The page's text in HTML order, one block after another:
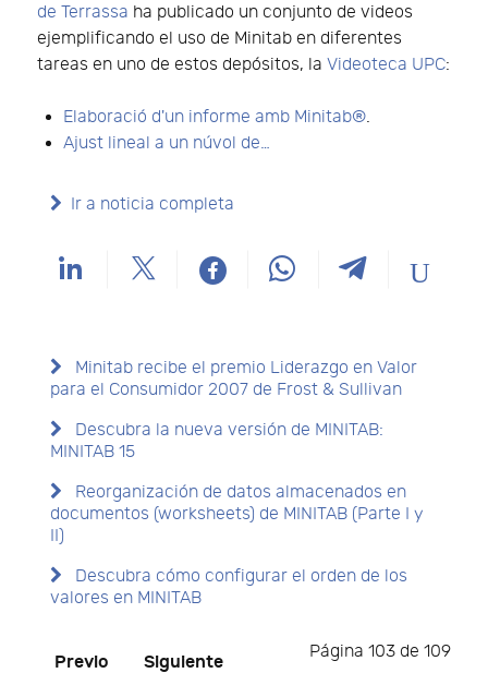
de Terrassa ha publicado un conjunto de videos
ejemplificando el uso de Minitab en diferentes
tareas en uno de estos depósitos, la Videoteca UPC:
Elaboració d'un informe amb Minitab®.
Ajust lineal a un núvol de…
Ir a noticia completa
Minitab recibe el premio Liderazgo en Valor
para el Consumidor 2007 de Frost & Sullivan
Descubra la nueva versión de MINITAB:
MINITAB 15
Reorganización de datos almacenados en
documentos (worksheets) de MINITAB (Parte I y
II)
Descubra cómo configurar el orden de los
valores en MINITAB
Página 103 de 109
Previo Siguiente